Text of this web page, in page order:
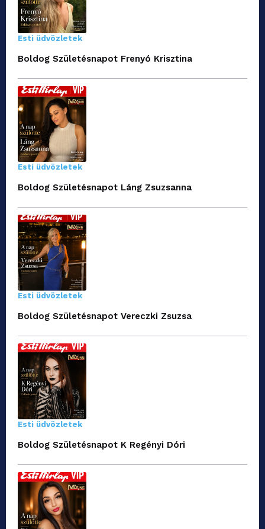
Esti üdvözletek
Boldog Születésnapot Frenyó Krisztina
Esti üdvözletek
Boldog Születésnapot Láng Zsuzsanna
Esti üdvözletek
Boldog Születésnapot Vereczki Zsuzsa
Esti üdvözletek
Boldog Születésnapot K Regényi Dóri